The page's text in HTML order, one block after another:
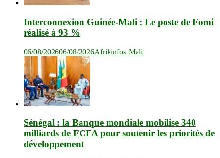
Interconnexion Guinée-Mali : Le poste de Fomi
réalisé à 93 %
06/08/202606/08/2026Afrikinfos-Mali
Sénégal : la Banque mondiale mobilise 340
milliards de FCFA pour soutenir les priorités de
développement